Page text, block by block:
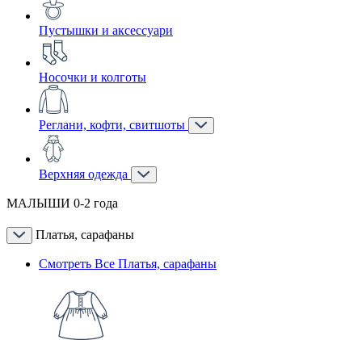
Пустышки и аксессуари
Носочки и колготы
Реглани, кофти, свитшоты
Верхняя одежда
МАЛЫШИ 0-2 года
Платья, сарафаны
Смотреть Все Платья, сарафаны